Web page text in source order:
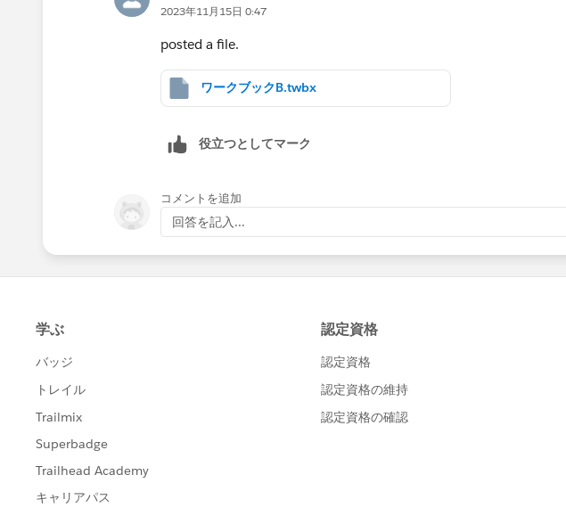
2023年11月15日 0:47
posted a file.
ワークブックB.twbx
役立つとしてマーク
コメントを追加
回答を記入...